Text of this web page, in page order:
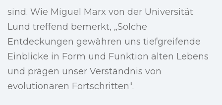
sind. Wie Miguel Marx von der Universität
Lund treffend bemerkt, „Solche
Entdeckungen gewähren uns tiefgreifende
Einblicke in Form und Funktion alten Lebens
und prägen unser Verständnis von
evolutionären Fortschritten“.